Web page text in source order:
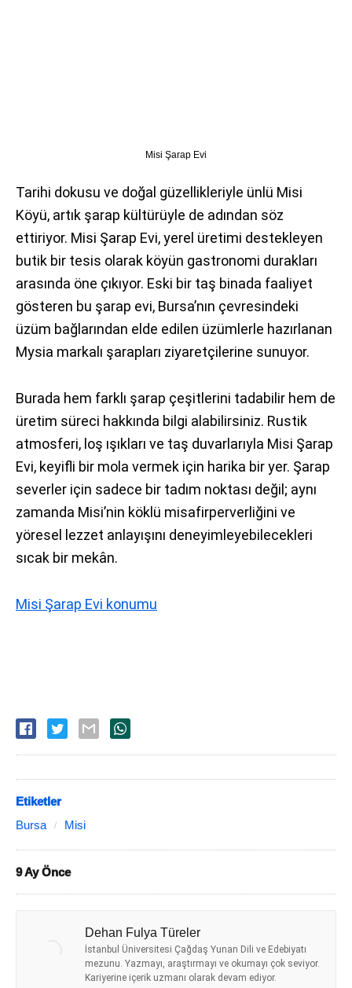
Misi Şarap Evi
Tarihi dokusu ve doğal güzellikleriyle ünlü Misi
Köyü, artık şarap kültürüyle de adından söz
ettiriyor. Misi Şarap Evi, yerel üretimi destekleyen
butik bir tesis olarak köyün gastronomi durakları
arasında öne çıkıyor. Eski bir taş binada faaliyet
gösteren bu şarap evi, Bursa’nın çevresindeki
üzüm bağlarından elde edilen üzümlerle hazırlanan
Mysia markalı şarapları ziyaretçilerine sunuyor.
Burada hem farklı şarap çeşitlerini tadabilir hem de
üretim süreci hakkında bilgi alabilirsiniz. Rustik
atmosferi, loş ışıkları ve taş duvarlarıyla Misi Şarap
Evi, keyifli bir mola vermek için harika bir yer. Şarap
severler için sadece bir tadım noktası değil; aynı
zamanda Misi’nin köklü misafirperverliğini ve
yöresel lezzet anlayışını deneyimleyebilecekleri
sıcak bir mekân.
Misi Şarap Evi konumu
Etiketler
Bursa
Misi
9 Ay Önce
Dehan Fulya Türeler
İstanbul Üniversitesi Çağdaş Yunan Dili ve Edebiyatı
mezunu. Yazmayı, araştırmayı ve okumayı çok seviyor.
Kariyerine içerik uzmanı olarak devam ediyor.